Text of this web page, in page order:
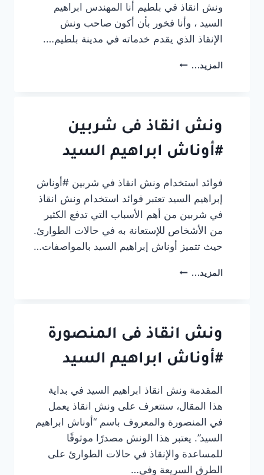
ونش انقاذ في بلطيم أنا المهندس ابراهيم
السيد ، وأنا فخور بأن أكون صاحب ونش
الإنقاذ الذي يقدم خدماته في مدينة بلطيم….
المزيد... تجربتي
سيارات
في
بلطيم:
الأمان
ونش انقاذ فى شربين
#أوناش ابراهيم السيد
فوائد استخدام ونش انقاذ في شربين #أوناش
إبراهيم السيد تعتبر فوائد استخدام ونش انقاذ
في شربين من أهم الأسباب التي تدفع الكثير
من الأشخاص للإستعانة به في حالات الطوارئ.
حيث تتميز أوناش إبراهيم السيد بالمواصفات…
المزيد... ونش
ابراهيم
السيد
ونش انقاذ فى المنصورة
#أوناش ابراهيم السيد
المقدمة ونش انقاذ ابراهيم السيد في بداية
هذا المقال، سنتعرف على ونش انقاذ يعمل
في المنصورة والمعروف باسم “أوناش ابراهيم
السيد”. يعتبر هذا الونش مصدرًا موثوقًا
للمساعدة والإنقاذ في حالات الطوارئ على
الطرق السريعة وفي…